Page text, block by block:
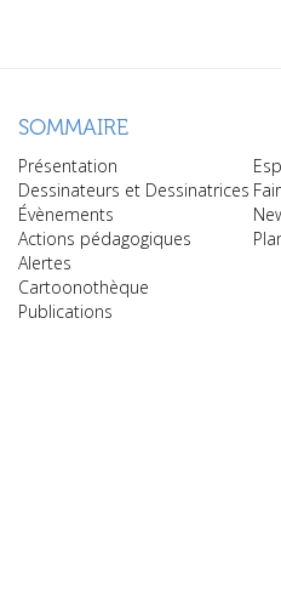
SOMMAIRE
Présentation
Dessinateurs et Dessinatrices
Évènements
Actions pédagogiques
Alertes
Cartoonothèque
Publications